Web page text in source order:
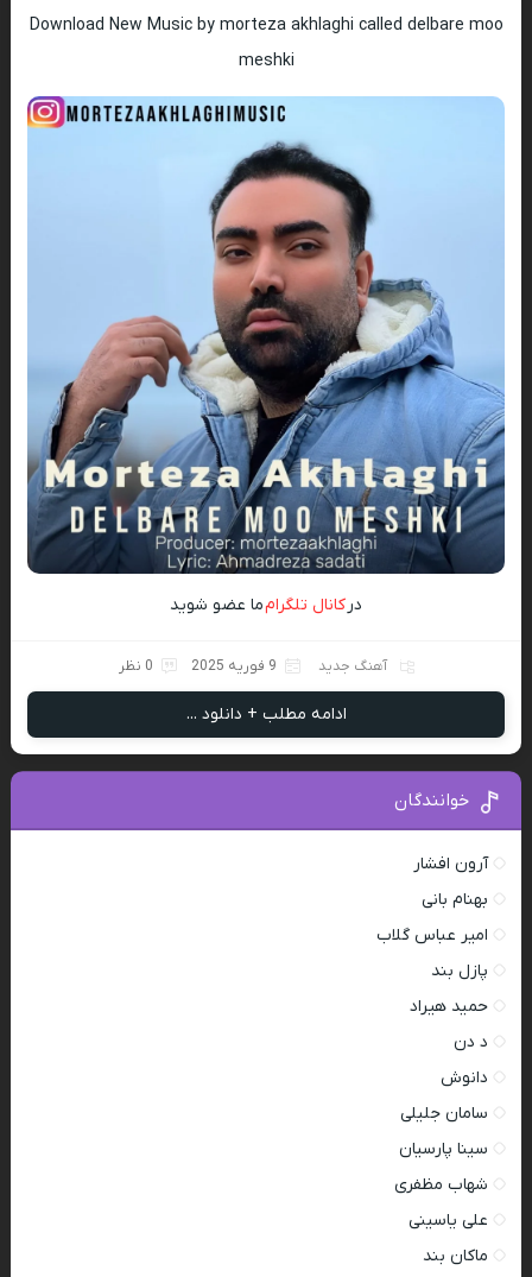
Download New Music by morteza akhlaghi called delbare moo
meshki
درکانال تلگرامما عضو شوید
آهنگ جدید 9 فوریه 2025 0 نظر
ادامه مطلب + دانلود ...
خوانندگان
آرون افشار
بهنام بانی
امیر عباس گلاب
پازل بند
حمید هیراد
د دن
دانوش
سامان جلیلی
سینا پارسیان
شهاب مظفری
علی یاسینی
ماکان بند